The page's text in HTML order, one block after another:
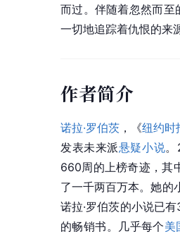
而过。伴随着忽然而至
一切地追踪着仇恨的
作者简介
诺拉·罗伯茨 ，《纽约时
发表未来派悬疑小说
660周的上榜奇迹，其
了一千两百万本。她的
诺拉·罗伯茨的小说已
的畅销书。几乎每个美